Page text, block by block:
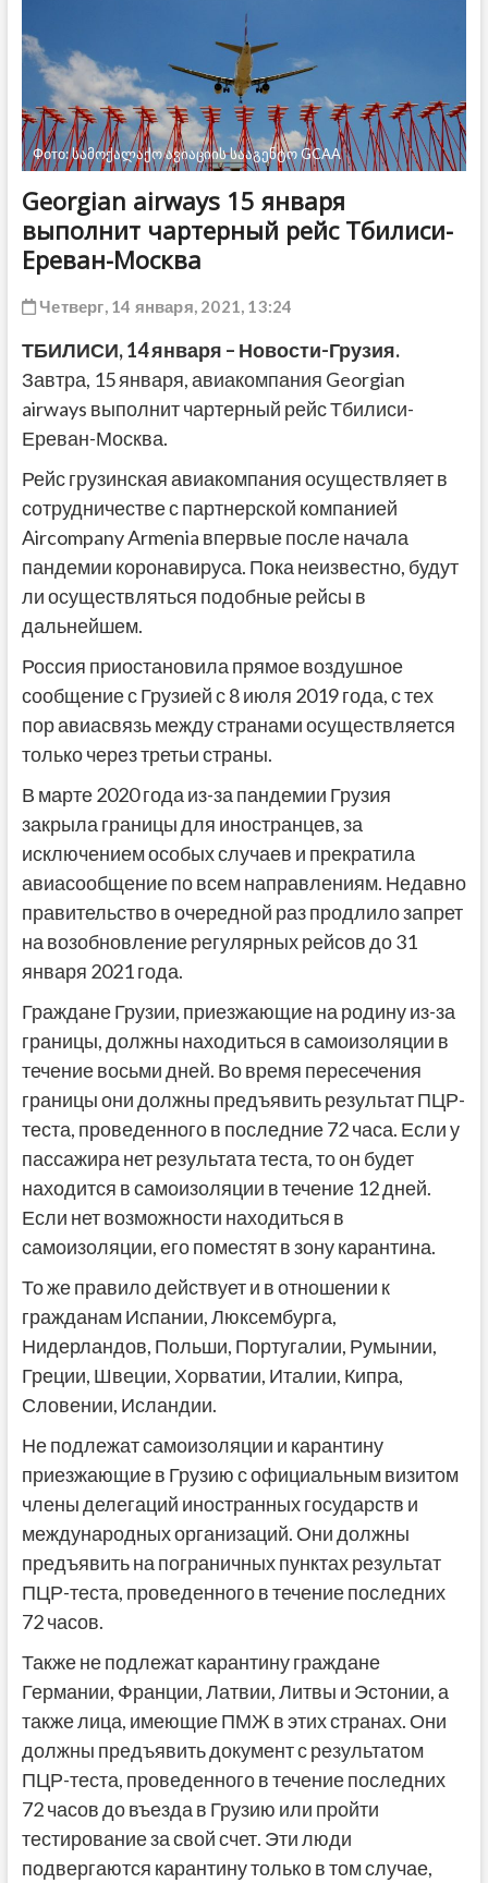
Фото: სამოქალაქო ავიაციის სააგენტო GCAA
Georgian airways 15 января
выполнит чартерный рейс Тбилиси-
Ереван-Москва
Четверг, 14 января, 2021, 13:24
ТБИЛИСИ,14января – Новости-Грузия.
Завтра, 15 января, авиакомпания Georgian
airways выполнит чартерный рейс Тбилиси-
Ереван-Москва.
Рейс грузинская авиакомпания осуществляет в
сотрудничестве с партнерской компанией
Aircompany Armеnia впервые после начала
пандемии коронавируса. Пока неизвестно, будут
ли осуществляться подобные рейсы в
дальнейшем.
Россия приостановила прямое воздушное
сообщение с Грузией с 8 июля 2019 года, с тех
пор авиасвязь между странами осуществляется
только через третьи страны.
В марте 2020 года из-за пандемии Грузия
закрыла границы для иностранцев, за
исключением особых случаев и прекратила
авиасообщение по всем направлениям. Недавно
правительство в очередной раз продлило запрет
на возобновление регулярных рейсов до 31
января 2021 года.
Граждане Грузии, приезжающие на родину из-за
границы, должны находиться в самоизоляции в
течение восьми дней. Во время пересечения
границы они должны предъявить результат ПЦР-
теста, проведенного в последние 72 часа. Если у
пассажира нет результата теста, то он будет
находится в самоизоляции в течение 12 дней.
Если нет возможности находиться в
самоизоляции, его поместят в зону карантина.
То же правило действует и в отношении к
гражданам Испании, Люксембурга,
Нидерландов, Польши, Португалии, Румынии,
Греции, Швеции, Хорватии, Италии, Кипра,
Словении, Исландии.
Не подлежат самоизоляции и карантину
приезжающие в Грузию с официальным визитом
члены делегаций иностранных государств и
международных организаций. Они должны
предъявить на пограничных пунктах результат
ПЦР-теста, проведенного в течение последних
72 часов.
Также не подлежат карантину граждане
Германии, Франции, Латвии, Литвы и Эстонии, а
также лица, имеющие ПМЖ в этих странах. Они
должны предъявить документ с результатом
ПЦР-теста, проведенного в течение последних
72 часов до въезда в Грузию или пройти
тестирование за свой счет. Эти люди
подвергаются карантину только в том случае,